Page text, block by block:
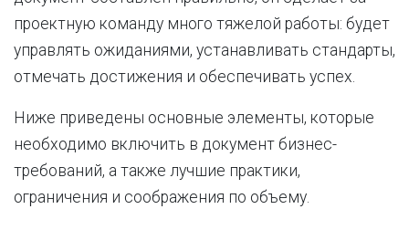
проектную команду много тяжелой работы: будет
управлять ожиданиями, устанавливать стандарты,
отмечать достижения и обеспечивать успех.
Ниже приведены основные элементы, которые
необходимо включить в документ бизнес-
требований, а также лучшие практики,
ограничения и соображения по объему.